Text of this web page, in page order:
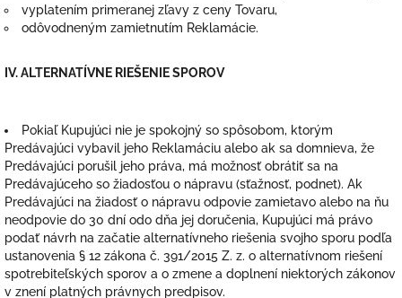
vyplatením primeranej zľavy z ceny Tovaru,
odôvodneným zamietnutím Reklamácie.
IV.ALTERNATÍVNE RIEŠENIE SPOROV
Pokiaľ Kupujúci nie je spokojný so spôsobom, ktorým
Predávajúci vybavil jeho Reklamáciu alebo ak sa domnieva, že
Predávajúci porušil jeho práva, má možnosť obrátiť sa na
Predávajúceho so žiadosťou o nápravu (sťažnosť, podnet). Ak
Predávajúci na žiadosť o nápravu odpovie zamietavo alebo na ňu
neodpovie do 30 dní odo dňa jej doručenia, Kupujúci má právo
podať návrh na začatie alternatívneho riešenia svojho sporu podľa
ustanovenia § 12 zákona č. 391/2015 Z. z. o alternatívnom riešení
spotrebiteľských sporov a o zmene a doplnení niektorých zákonov
v znení platných právnych predpisov.